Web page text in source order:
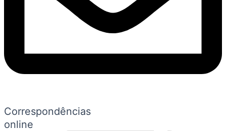
Correspondências
online